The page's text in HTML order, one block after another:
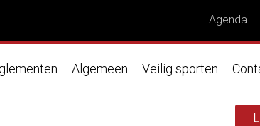
Agenda
Algemeen Veilig sporten